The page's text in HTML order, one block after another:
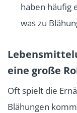
haben häufig
was zu
eine große
Oft spielt die
Blähungen